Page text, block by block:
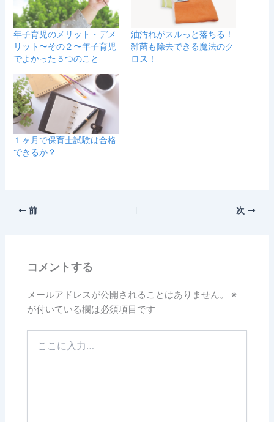
年子育児のメリット・デメ
リット〜その２〜年子育児
でよかった５つのこと
油汚れがスルっと落ちる！
雑菌も除去できる魔法のク
ロス！
１ヶ月で保育士試験は合格
できるか？
前 次
コメントする
メールアドレスが公開されることはありません。
※
が付いている欄は必須項目です